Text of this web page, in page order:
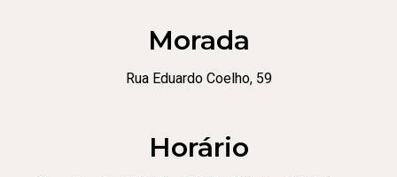
Morada
Rua Eduardo Coelho, 59
Horário